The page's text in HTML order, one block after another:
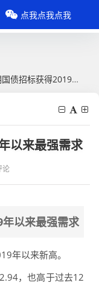
标获得2019年以来最强需求
以来最强需求
论
以来最强需求
年以来新高。
，也高于过去12
点我点我点我